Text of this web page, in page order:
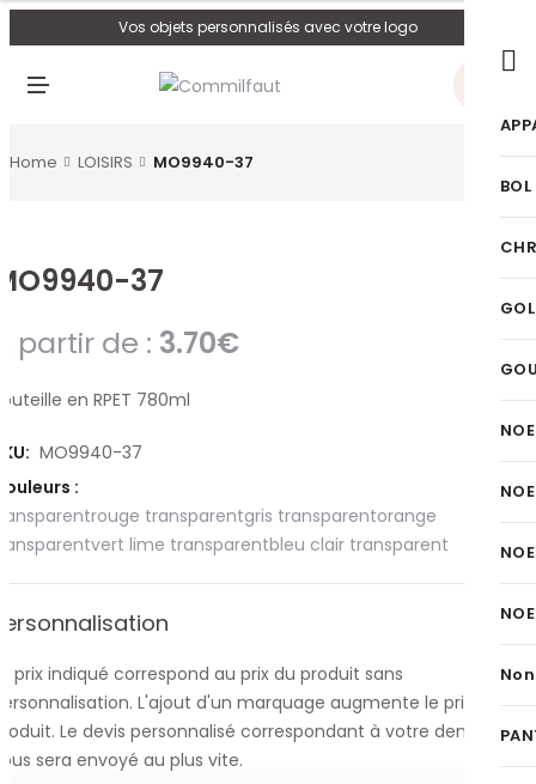
Vos objets personnalisés avec votre logo
U
Home LOISIRS MO9940-37
37
partir de : 3.70€
en RPET 780ml
MO9940-37
:
rouge transparentgris transparentorange
vert lime transparentbleu clair transparent
prix indiqué correspond au prix du produit sans
L'ajout d'un marquage augmente le prix du
Le devis personnalisé correspondant à votre demande
sera envoyé au plus vite.
BOL